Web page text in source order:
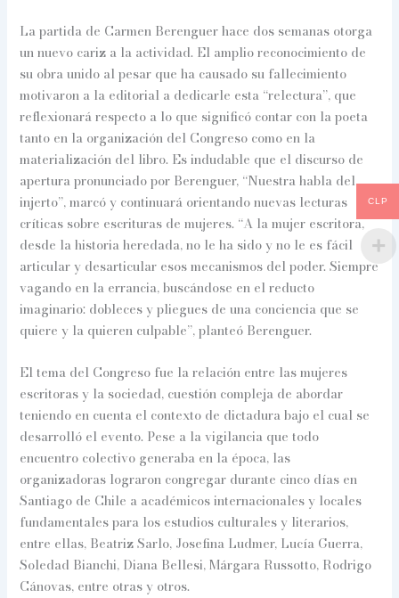
La partida de Carmen Berenguer hace dos semanas otorga
un nuevo cariz a la actividad. El amplio reconocimiento de
su obra unido al pesar que ha causado su fallecimiento
motivaron a la editorial a dedicarle esta “relectura”, que
reflexionará respecto a lo que significó contar con la poeta
tanto en la organización del Congreso como en la
materialización del libro. Es indudable que el discurso de
apertura pronunciado por Berenguer, “Nuestra habla del
injerto”, marcó y continuará orientando nuevas lecturas
críticas sobre escrituras de mujeres. “A la mujer escritora,
desde la historia heredada, no le ha sido y no le es fácil
articular y desarticular esos mecanismos del poder. Siempre
vagando en la errancia, buscándose en el reducto
imaginario: dobleces y pliegues de una conciencia que se
quiere y la quieren culpable”, planteó Berenguer.
El tema del Congreso fue la relación entre las mujeres
escritoras y la sociedad, cuestión compleja de abordar
teniendo en cuenta el contexto de dictadura bajo el cual se
desarrolló el evento. Pese a la vigilancia que todo
encuentro colectivo generaba en la época, las
organizadoras lograron congregar durante cinco días en
Santiago de Chile a académicos internacionales y locales
fundamentales para los estudios culturales y literarios,
entre ellas, Beatriz Sarlo, Josefina Ludmer, Lucía Guerra,
Soledad Bianchi, Diana Bellesi, Márgara Russotto, Rodrigo
Cánovas, entre otras y otros.
CLP